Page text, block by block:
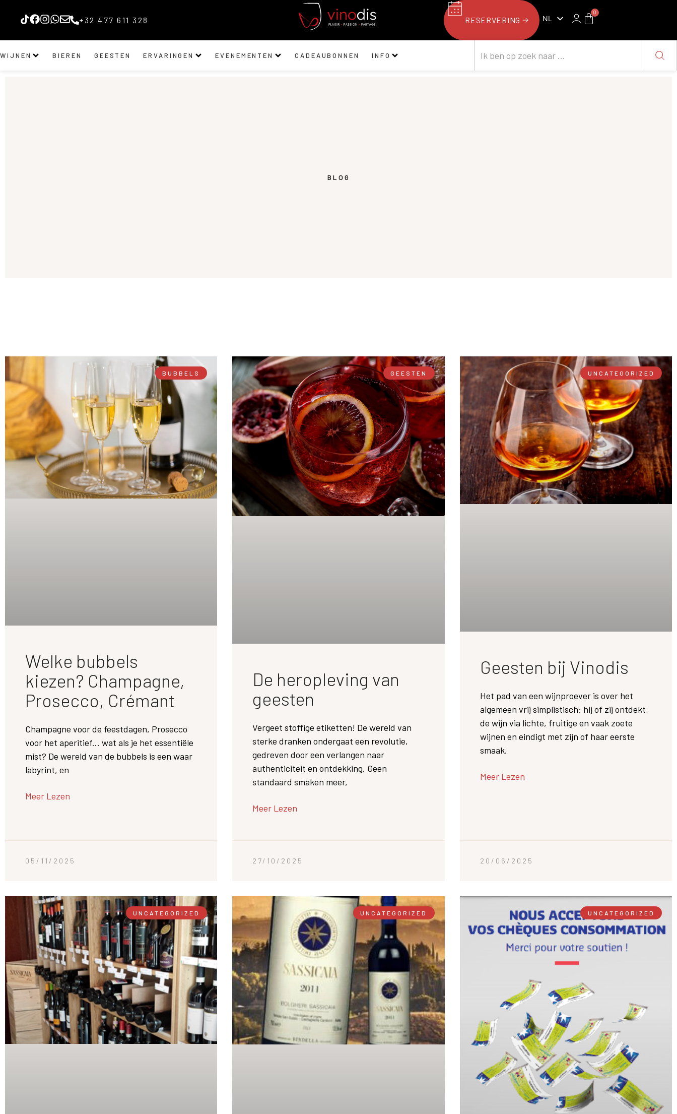
+32 477 611 328 RESERVERING NL
FR
0
WIJNEN BIEREN GEESTEN ERVARINGEN EVENEMENTEN CADEAUBONNEN INFO
BLOG
BUBBELS
Welke bubbels
kiezen? Champagne,
Prosecco, Crémant
Champagne voor de feestdagen, Prosecco
voor het aperitief... wat als je het essentiële
mist? De wereld van de bubbels is een waar
labyrint, en
Meer Lezen
05/11/2025
GEESTEN
De heropleving van
geesten
Vergeet stoffige etiketten! De wereld van
sterke dranken ondergaat een revolutie,
gedreven door een verlangen naar
authenticiteit en ontdekking. Geen
standaard smaken meer,
Meer Lezen
27/10/2025
UNCATEGORIZED
Geesten bij Vinodis
Het pad van een wijnproever is over het
algemeen vrij simplistisch: hij of zij ontdekt
de wijn via lichte, fruitige en vaak zoete
wijnen en eindigt met zijn of haar eerste
smaak.
Meer Lezen
20/06/2025
UNCATEGORIZED UNCATEGORIZED UNCATEGORIZED